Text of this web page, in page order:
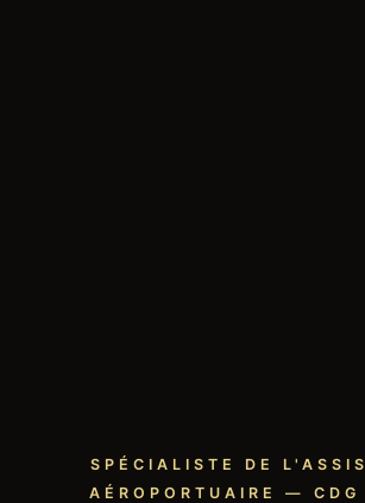
SPÉCIALISTE DE
AÉROPORTUAIRE — CDG